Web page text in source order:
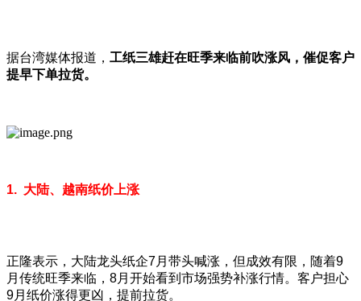
据台湾媒体报道， 工纸三雄赶在旺季来临前吹涨风，催促客户
提早下单拉货。
1. 大陆、越南纸价上涨
正隆表示，大陆龙头纸企7月带头喊涨，但成效有限，随着9
月传统旺季来临，8月开始看到市场强势补涨行情。客户担心
9月纸价涨得更凶，提前拉货。